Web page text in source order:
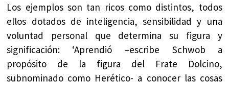
Los ejemplos son tan ricos como distintos, todos
ellos dotados de inteligencia, sensibilidad y una
voluntad personal que determina su figura y
significación: ‘Aprendió –escribe Schwob a
propósito de la figura del Frate Dolcino,
subnominado como Herético- a conocer las cosas